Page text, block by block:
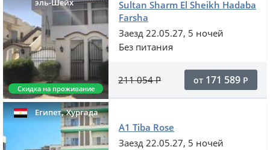
эль-Шейх
Скидка на проживание
Sultan Sharm El Sheikh Hadaba
Farsha
Заезд 22.05.27, 5 ночей
Без питания
211 054Р от 171 589 Р
Египет,Хургада
A1 Tiba Rose
Заезд 22.05.27, 5 ночей